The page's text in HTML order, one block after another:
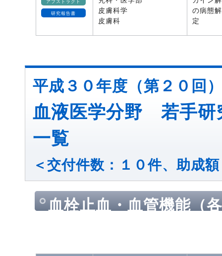
アブストラクト
研究報告書
皮膚科学
皮膚科
の病態
定
平成３０年度（第２０回
血液医学分野 若手研
一覧
＜交付件数：１０件、助成
血栓止血・血管機能（